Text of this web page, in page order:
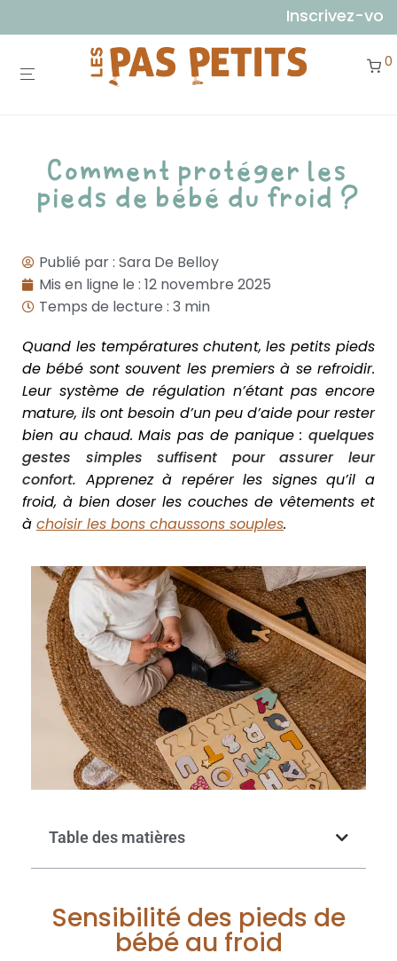
Inscrivez-vous à
0
Comment protéger les
pieds de bébé du froid ?
Publié par : Sara De Belloy
Mis en ligne le : 12 novembre 2025
Temps de lecture : 3 min
Quand les températures chutent, les petits pieds
de bébé sont souvent les premiers à se refroidir.
Leur système de régulation n’étant pas encore
mature, ils ont besoin d’un peu d’aide pour rester
bien au chaud. Mais pas de panique : quelques
gestes simples suffisent pour assurer leur
confort. Apprenez à repérer les signes qu’il a
froid, à bien doser les couches de vêtements et
à choisir les bons chaussons souples.
Table des matières
Sensibilité des pieds de
bébé au froid